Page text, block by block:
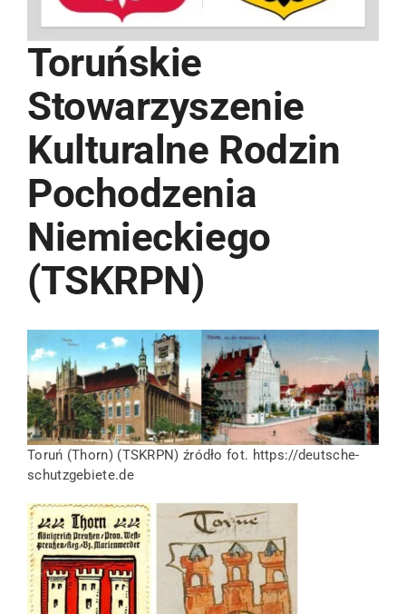
Toruńskie
Stowarzyszenie
Kulturalne Rodzin
Pochodzenia
Niemieckiego
(TSKRPN)
Toruń (Thorn) (TSKRPN) źródło fot. https://deutsche-
schutzgebiete.de